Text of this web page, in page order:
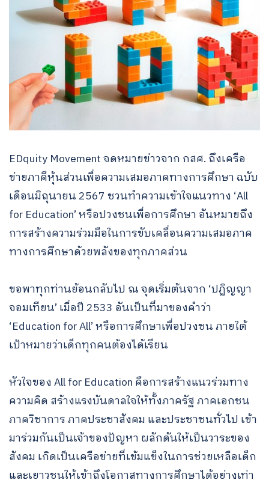
EDquity Movement จดหมายข่าวจาก กสศ. ถึงเครือ
ข่ายภาคีหุ้นส่วนเพื่อความเสมอภาคทางการศึกษา ฉบับ
เดือนมิถุนายน 2567 ชวนทำความเข้าใจแนวทาง ‘All
for Education’ หรือปวงชนเพื่อการศึกษา อันหมายถึง
การสร้างความร่วมมือในการขับเคลื่อนความเสมอภาค
ทางการศึกษาด้วยพลังของทุกภาคส่วน
ขอพาทุกท่านย้อนกลับไป ณ จุดเริ่มต้นจาก ‘ปฏิญญา
จอมเทียน’ เมื่อปี 2533 อันเป็นที่มาของคำว่า
‘Education for All’ หรือการศึกษาเพื่อปวงชน ภายใต้
เป้าหมายว่าเด็กทุกคนต้องได้เรียน
หัวใจของ All for Education คือการสร้างแนวร่วมทาง
ความคิด สร้างแรงบันดาลใจให้ทั้งภาครัฐ ภาคเอกชน
ภาควิชาการ ภาคประชาสังคม และประชาชนทั่วไป เข้า
มาร่วมกันเป็นเจ้าของปัญหา ผลักดันให้เป็นวาระของ
สังคม เกิดเป็นเครือข่ายที่เข้มแข็งในการช่วยเหลือเด็ก
และเยาวชนให้เข้าถึงโอกาสทางการศึกษาได้อย่างเท่า